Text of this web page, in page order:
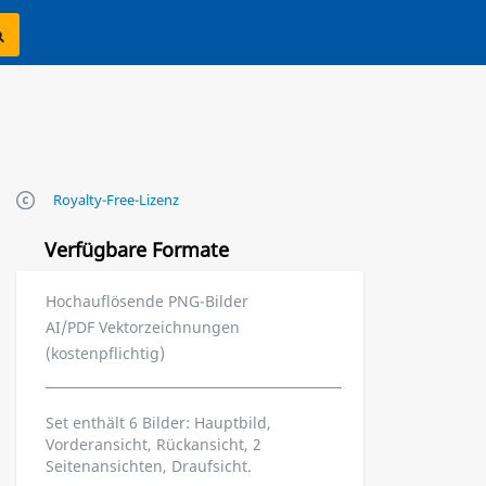
Royalty-Free-Lizenz
Verfügbare Formate
Hochauflösende PNG-Bilder
AI/PDF Vektorzeichnungen
(kostenpflichtig)
Set enthält 6 Bilder: Hauptbild,
Vorderansicht, Rückansicht, 2
Seitenansichten, Draufsicht.